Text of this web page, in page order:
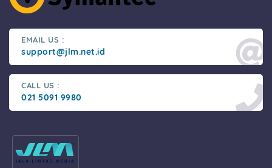
EMAIL US :
support@jlm.net.id
CALL US :
021 5091 9980